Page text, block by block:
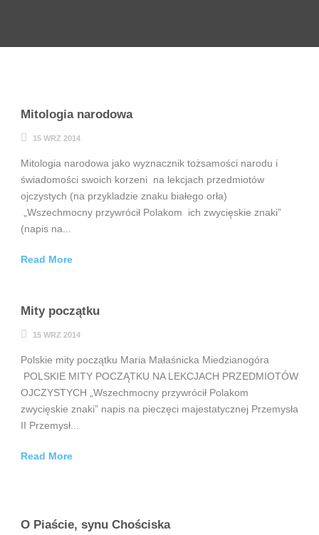
Mitologia narodowa
15 WRZ 2014
Mitologia narodowa jako wyznacznik tożsamości narodu i
świadomości swoich korzeni na lekcjach przedmiotów
ojczystych (na przykladzie znaku białego orła)
„Wszechmocny przywrócił Polakom ich zwycięskie znaki”
(napis na...
Read More
Mity początku
15 WRZ 2014
Polskie mity początku Maria Małaśnicka Miedzianogóra
POLSKIE MITY POCZĄTKU NA LEKCJACH PRZEDMIOTÓW
OJCZYSTYCH „Wszechmocny przywrócił Polakom
zwycięskie znaki” napis na pieczęci majestatycznej Przemysła
II Przemysł...
Read More
O Piaście, synu Chościska